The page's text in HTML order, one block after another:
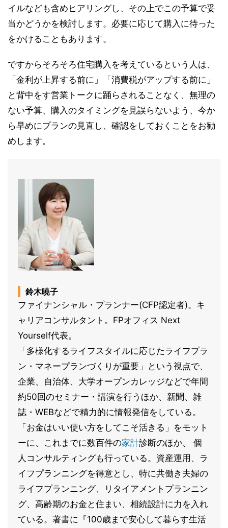
イルなども含めヒアリングし、その上でこの予算で妥
当かどうかを検討します。必要に応じて購入に待った
をかけることもあります。
ですからそろそろ住宅購入を考えているという人は、
「金利が上昇する前に」「消費税がアップする前に」
と背中をす営業トークに踊らされることなく、無理の
ない予算、購入のタイミングを見誤らないよう、今か
ら早めにプランの見直し、確認をしておくことをお勧
めします。
鈴木暁子
ファイナンシャル・プランナー(CFP認定者)。キ
ャリアコンサルタント。FPオフィス Next
Yourself代表。
「多様化するライフスタイルに応じたライフプラ
ン・マネープランづくりが重要」という視点で、
企業、自治体、大学オープンカレッジなどで年間
約50回のセミナー・講演を行うほか、新聞、雑
誌・WEBなどで精力的に情報発信をしている。
「お金はいい使い方をしてこそ活きる」をモット
ーに、これまでに数百件の家計診断のほか、 個
人コンサルティングも行っている。資産運用、ラ
イフプランニングを得意とし、特に共働き夫婦の
ライフプランニング、リタイアメントプランニン
グ、高齢期のお金と住まい、相続設計に力を入れ
ている。著書に『100歳まで安心して暮らす生活